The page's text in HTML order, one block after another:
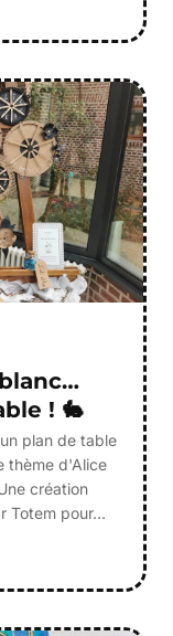
! 🐇
plan de table
thème d'Alice
création
Totem pour…